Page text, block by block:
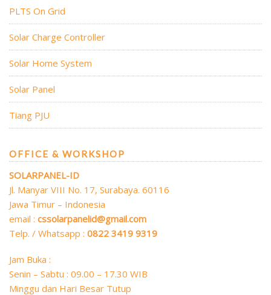
PLTS On Grid
Solar Charge Controller
Solar Home System
Solar Panel
Tiang PJU
OFFICE & WORKSHOP
SOLARPANEL-ID
Jl. Manyar VIII No. 17, Surabaya. 60116
Jawa Timur – Indonesia
email : cssolarpanelid@gmail.com
Telp. / Whatsapp : 0822 3419 9319
Jam Buka :
Senin – Sabtu : 09.00 – 17.30 WIB
Minggu dan Hari Besar Tutup